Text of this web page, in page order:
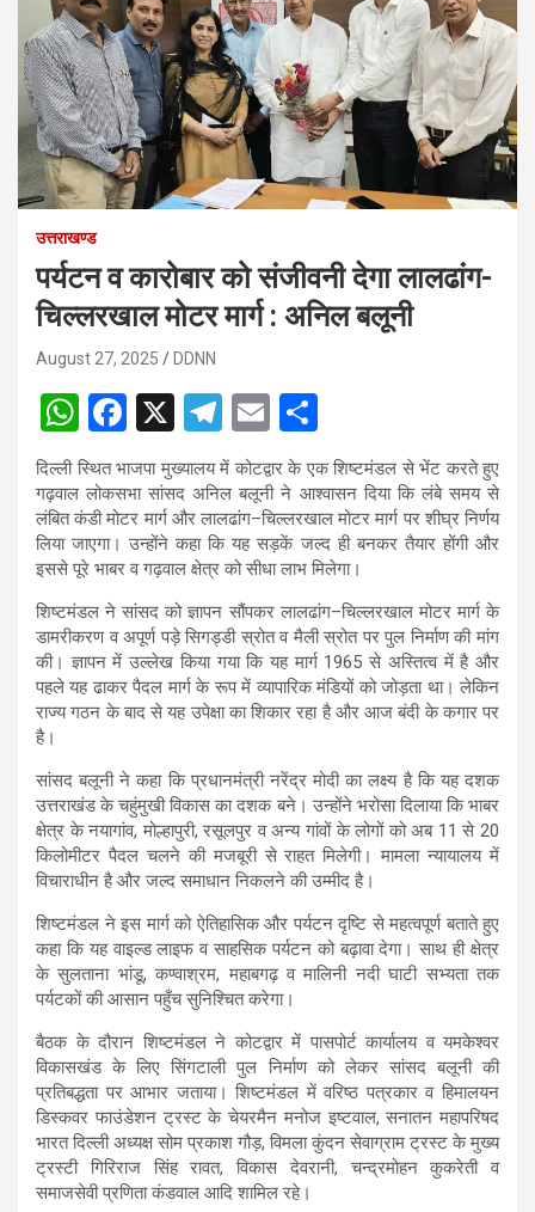
उत्तराखण्ड
पर्यटन व कारोबार को संजीवनी देगा लालढांग-
चिल्लरखाल मोटर मार्ग : अनिल बलूनी
August 27, 2025 DDNN
W
h
at
s
A
p
p
F
a
ce
b
o
o
k
X
T
el
e
gr
a
m
E
m
ail
h
ar
e
दिल्ली स्थित भाजपा मुख्यालय में कोटद्वार के एक शिष्टमंडल से भेंट करते हुए
गढ़वाल लोकसभा सांसद अनिल बलूनी ने आश्वासन दिया कि लंबे समय से
लंबित कंडी मोटर मार्ग और लालढांग–चिल्लरखाल मोटर मार्ग पर शीघ्र निर्णय
लिया जाएगा। उन्होंने कहा कि यह सड़कें जल्द ही बनकर तैयार होंगी और
इससे पूरे भाबर व गढ़वाल क्षेत्र को सीधा लाभ मिलेगा।
शिष्टमंडल ने सांसद को ज्ञापन सौंपकर लालढांग–चिल्लरखाल मोटर मार्ग के
डामरीकरण व अपूर्ण पड़े सिगड्डी स्रोत व मैली स्रोत पर पुल निर्माण की मांग
की। ज्ञापन में उल्लेख किया गया कि यह मार्ग 1965 से अस्तित्व में है और
पहले यह ढाकर पैदल मार्ग के रूप में व्यापारिक मंडियों को जोड़ता था। लेकिन
राज्य गठन के बाद से यह उपेक्षा का शिकार रहा है और आज बंदी के कगार पर
है।
सांसद बलूनी ने कहा कि प्रधानमंत्री नरेंद्र मोदी का लक्ष्य है कि यह दशक
उत्तराखंड के चहुंमुखी विकास का दशक बने। उन्होंने भरोसा दिलाया कि भाबर
क्षेत्र के नयागांव, मोल्हापुरी, रसूलपुर व अन्य गांवों के लोगों को अब 11 से 20
किलोमीटर पैदल चलने की मजबूरी से राहत मिलेगी। मामला न्यायालय में
विचाराधीन है और जल्द समाधान निकलने की उम्मीद है।
शिष्टमंडल ने इस मार्ग को ऐतिहासिक और पर्यटन दृष्टि से महत्वपूर्ण बताते हुए
कहा कि यह वाइल्ड लाइफ व साहसिक पर्यटन को बढ़ावा देगा। साथ ही क्षेत्र
के सुलताना भांडू, कण्वाश्रम, महाबगढ़ व मालिनी नदी घाटी सभ्यता तक
पर्यटकों की आसान पहुँच सुनिश्चित करेगा।
बैठक के दौरान शिष्टमंडल ने कोटद्वार में पासपोर्ट कार्यालय व यमकेश्वर
विकासखंड के लिए सिंगटाली पुल निर्माण को लेकर सांसद बलूनी की
प्रतिबद्धता पर आभार जताया। शिष्टमंडल में वरिष्ठ पत्रकार व हिमालयन
डिस्कवर फाउंडेशन ट्रस्ट के चेयरमैन मनोज इष्टवाल, सनातन महापरिषद
भारत दिल्ली अध्यक्ष सोम प्रकाश गौड़, विमला कुंदन सेवाग्राम ट्रस्ट के मुख्य
ट्रस्टी गिरिराज सिंह रावत, विकास देवरानी, चन्द्रमोहन कुकरेती व
समाजसेवी प्रणिता कंडवाल आदि शामिल रहे।